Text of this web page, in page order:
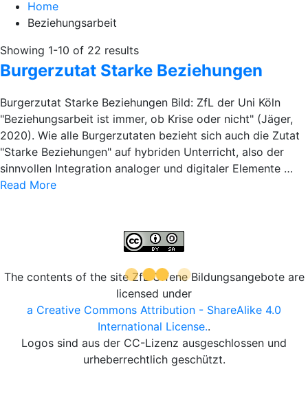
Home
Beziehungsarbeit
Showing 1-10 of 22 results
Burgerzutat Starke Beziehungen
Burgerzutat Starke Beziehungen Bild: ZfL der Uni Köln
"Beziehungsarbeit ist immer, ob Krise oder nicht" (Jäger,
2020). Wie alle Burgerzutaten bezieht sich auch die Zutat
"Starke Beziehungen" auf hybriden Unterricht, also der
sinnvollen Integration analoger und digitaler Elemente …
Read More
The contents of the site ZfL Offene Bildungsangebote are
licensed under
a Creative Commons Attribution - ShareAlike 4.0
International License..
Logos sind aus der CC-Lizenz ausgeschlossen und
urheberrechtlich geschützt.